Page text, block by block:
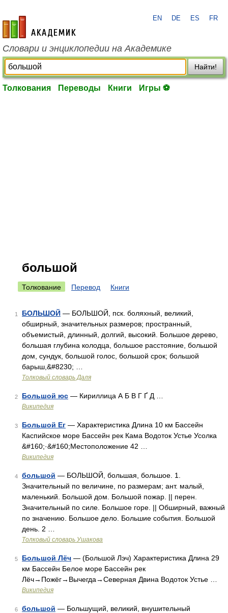
academic.ru
EN DE ES FR
Словари и энциклопедии на Академике
Найти!
Толкования Переводы Книги Игры ⚽
большой
Толкование Перевод Книги
1 БОЛЬШОЙ — БОЛЬШОЙ, пск. боляхный, великий,
обширный, значительных размеров; пространный,
объемистый, длинный, долгий, высокий. Большое дерево,
большая глубина колодца, большое расстояние, большой
дом, сундук, большой голос, большой срок; большой
барыш,&#8230; …
Толковый словарь Даля
2 Большой юс — Кириллица А Б В Г Ґ Д …
Википедия
3 Большой Ег — Характеристика Длина 10 км Бассейн
Каспийское море Бассейн рек Кама Водоток Устье Усолка
&#160;·&#160;Местоположение 42 …
Википедия
4 большой — БОЛЬШОЙ, большая, большое. 1.
Значительный по величине, по размерам; ант. малый,
маленький. Большой дом. Большой пожар. || перен.
Значительный по силе. Большое горе. || Обширный, важный
по значению. Большое дело. Большие события. Большой
день. 2 …
Толковый словарь Ушакова
5 Большой Лёч — (Большой Лэч) Характеристика Длина 29
км Бассейн Белое море Бассейн рек
Лёч→Пожёг→Вычегда→Северная Двина Водоток Устье …
Википедия
6 большой — Большущий, великий, внушительный